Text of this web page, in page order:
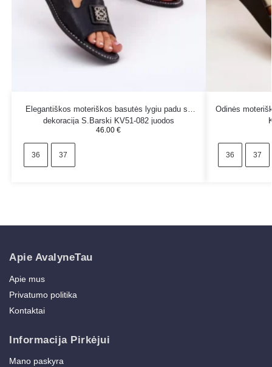
Elegantiškos moteriškos basutės lygiu padu su
dekoracija S.Barski KV51-082 juodos
46.00€
36 37
Odinės
36 37
Apie AvalyneTau
Apie mus
Privatumo politika
Kontaktai
Informacija Pirkėjui
Mano paskyra